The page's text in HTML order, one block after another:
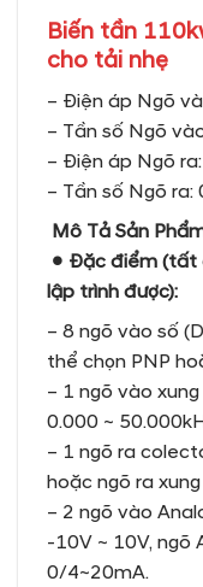
Biến tần
cho tải nhẹ
– Điện áp Ngõ
– Tần số Ngõ
– Điện áp Ngõ
– Tần số Ngõ ra:
Mô Tả Sản
● Đặc điểm (tất
lập trình được):
– 8 ngõ vào số
thể chọn PNP
– 1 ngõ vào
0.000 ~
– 1 ngõ ra
hoặc ngõ ra
– 2 ngõ vào
-10V ~ 10V, ngõ
0/4~20mA.